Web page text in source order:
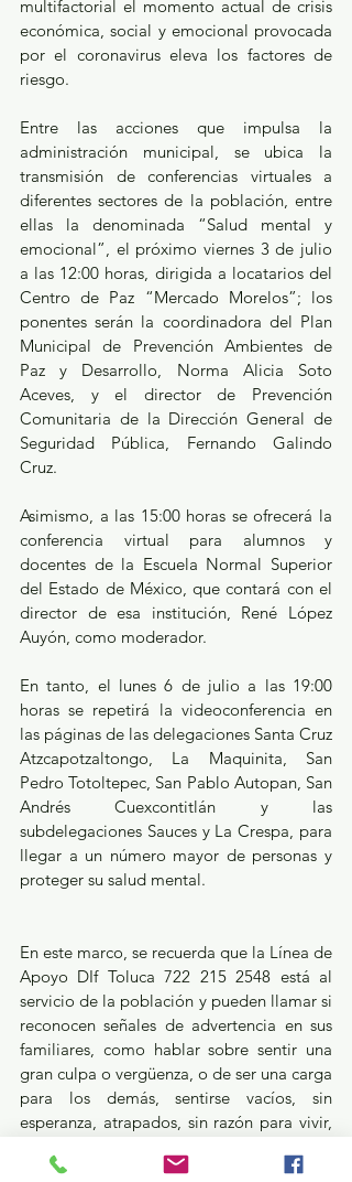
multifactorial el momento actual de crisis
económica, social y emocional provocada
por el coronavirus eleva los factores de
riesgo.
Entre las acciones que impulsa la
administración municipal, se ubica la
transmisión de conferencias virtuales a
diferentes sectores de la población, entre
ellas la denominada “Salud mental y
emocional”, el próximo viernes 3 de julio
a las 12:00 horas, dirigida a locatarios del
Centro de Paz “Mercado Morelos”; los
ponentes serán la coordinadora del Plan
Municipal de Prevención Ambientes de
Paz y Desarrollo, Norma Alicia Soto
Aceves, y el director de Prevención
Comunitaria de la Dirección General de
Seguridad Pública, Fernando Galindo
Cruz.
Asimismo, a las 15:00 horas se ofrecerá la
conferencia virtual para alumnos y
docentes de la Escuela Normal Superior
del Estado de México, que contará con el
director de esa institución, René López
Auyón, como moderador.
En tanto, el lunes 6 de julio a las 19:00
horas se repetirá la videoconferencia en
las páginas de las delegaciones Santa Cruz
Atzcapotzaltongo, La Maquinita, San
Pedro Totoltepec, San Pablo Autopan, San
Andrés Cuexcontitlán y las
subdelegaciones Sauces y La Crespa, para
llegar a un número mayor de personas y
proteger su salud mental.
En este marco, se recuerda que la Línea de
Apoyo DIf Toluca 722 215 2548 está al
servicio de la población y pueden llamar si
reconocen señales de advertencia en sus
familiares, como hablar sobre sentir una
gran culpa o vergüenza, o de ser una carga
para los demás, sentirse vacíos, sin
esperanza, atrapados, sin razón para vivir,
agitados, llenos de ira o con un dolor